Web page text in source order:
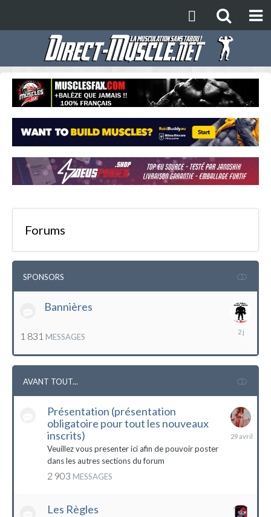
Forums
SPONSORS
Bannières
1 831 MESSAGES
lundi
AVANT TOUT...
Présentation (présentation
obligatoire pour tout les nouveaux
inscrits)
Veuillez vous presenter ici afin de pouvoir poster
dans les autres sections du forum
2 903 MESSAGES
29
Les Règles